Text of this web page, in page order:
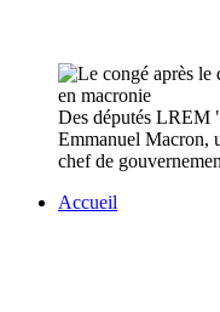
Des députés LREM
Emmanuel Macron,
chef de
Accueil